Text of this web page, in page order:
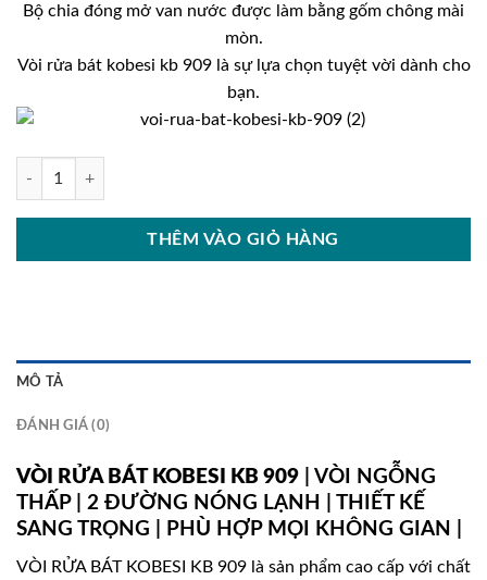
Bộ chia đóng mở van nước được làm bằng gốm chông mài
mòn.
Vòi rửa bát kobesi kb 909 là sự lựa chọn tuyệt vời dành cho
bạn.
VÒI RỬA BÁT KOBESI KB 909 số lượng
THÊM VÀO GIỎ HÀNG
MÔ TẢ
ĐÁNH GIÁ (0)
VÒI RỬA BÁT KOBESI KB 909 | VÒI NGỖNG
THẤP | 2 ĐƯỜNG NÓNG LẠNH | THIẾT KẾ
SANG TRỌNG | PHÙ HỢP MỌI KHÔNG GIAN |
VÒI RỬA BÁT KOBESI KB 909 là sản phẩm cao cấp với chất